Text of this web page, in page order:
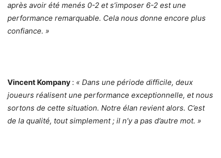
après avoir été menés 0-2 et s’imposer 6-2 est une
performance remarquable. Cela nous donne encore plus
confiance. »
Vincent Kompany : « Dans une période difficile, deux
joueurs réalisent une performance exceptionnelle, et nous
sortons de cette situation. Notre élan revient alors. C’est
de la qualité, tout simplement ; il n’y a pas d’autre mot. »